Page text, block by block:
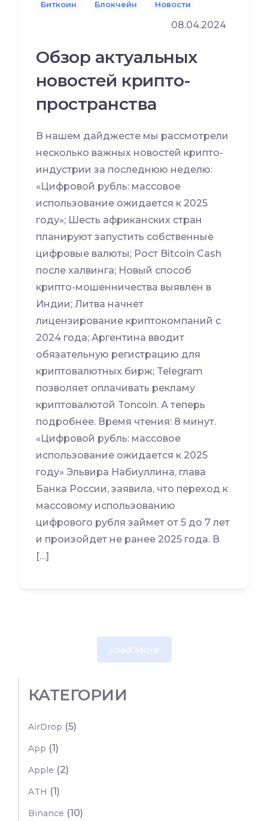
Биткоин Блокчейн Новости
08.04.2024
Обзор актуальных
новостей крипто-
пространства
В нашем дайджесте мы рассмотрели
несколько важных новостей крипто-
индустрии за последнюю неделю:
«Цифровой рубль: массовое
использование ожидается к 2025
году»; Шесть африканских стран
планируют запустить собственные
цифровые валюты; Рост Bitcoin Cash
после халвинга; Новый способ
крипто-мошенничества выявлен в
Индии; Литва начнет
лицензирование криптокомпаний с
2024 года; Аргентина вводит
обязательную регистрацию для
криптовалютных бирж; Telegram
позволяет оплачивать рекламу
криптовалютой Toncoin. А теперь
подробнее. Время чтения: 8 минут.
«Цифровой рубль: массовое
использование ожидается к 2025
году» Эльвира Набиуллина, глава
Банка России, заявила, что переход к
массовому использованию
цифрового рубля займет от 5 до 7 лет
и произойдет не ранее 2025 года. В
[…]
Load More
КАТЕГОРИИ
AirDrop (5)
App (1)
Apple (2)
ATH (1)
Binance (10)